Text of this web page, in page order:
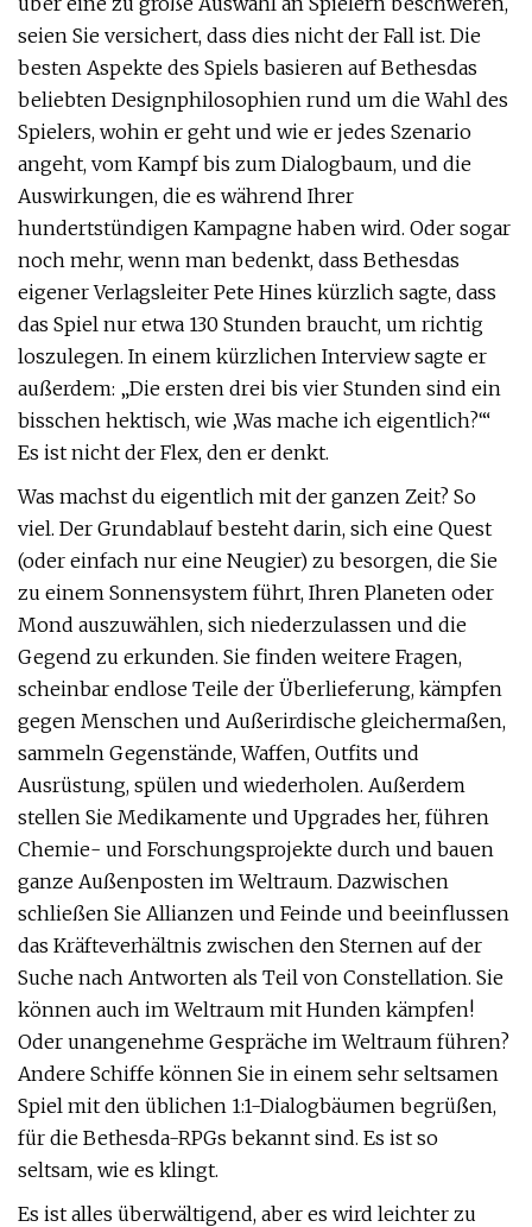
seien Sie versichert, dass dies nicht der Fall ist. Die
besten Aspekte des Spiels basieren auf Bethesdas
beliebten Designphilosophien rund um die Wahl des
Spielers, wohin er geht und wie er jedes Szenario
angeht, vom Kampf bis zum Dialogbaum, und die
Auswirkungen, die es während Ihrer
hundertstündigen Kampagne haben wird. Oder sogar
noch mehr, wenn man bedenkt, dass Bethesdas
eigener Verlagsleiter Pete Hines kürzlich sagte, dass
das Spiel nur etwa 130 Stunden braucht, um richtig
loszulegen. In einem kürzlichen Interview sagte er
außerdem: „Die ersten drei bis vier Stunden sind ein
bisschen hektisch, wie ‚Was mache ich eigentlich?‘“
Es ist nicht der Flex, den er denkt.
Was machst du eigentlich mit der ganzen Zeit? So
viel. Der Grundablauf besteht darin, sich eine Quest
(oder einfach nur eine Neugier) zu besorgen, die Sie
zu einem Sonnensystem führt, Ihren Planeten oder
Mond auszuwählen, sich niederzulassen und die
Gegend zu erkunden. Sie finden weitere Fragen,
scheinbar endlose Teile der Überlieferung, kämpfen
gegen Menschen und Außerirdische gleichermaßen,
sammeln Gegenstände, Waffen, Outfits und
Ausrüstung, spülen und wiederholen. Außerdem
stellen Sie Medikamente und Upgrades her, führen
Chemie- und Forschungsprojekte durch und bauen
ganze Außenposten im Weltraum. Dazwischen
schließen Sie Allianzen und Feinde und beeinflussen
das Kräfteverhältnis zwischen den Sternen auf der
Suche nach Antworten als Teil von Constellation. Sie
können auch im Weltraum mit Hunden kämpfen!
Oder unangenehme Gespräche im Weltraum führen?
Andere Schiffe können Sie in einem sehr seltsamen
Spiel mit den üblichen 1:1-Dialogbäumen begrüßen,
für die Bethesda-RPGs bekannt sind. Es ist so
seltsam, wie es klingt.
Es ist alles überwältigend, aber es wird leichter zu